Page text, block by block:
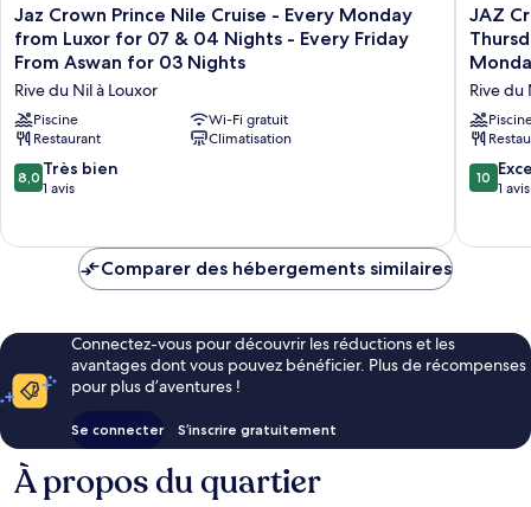
Jaz
Crown
Prince
Nile
Cruise
-
Every
Monday
from
07
-
Friday
From
03
Nights
Jaz Crown Prince Nile Cruise - Every Monday
from Luxor for 07 & 04 Nights - Every Friday
From Aswan for 03 Nights
Rive du Nil à Louxor
Piscine
Wi-Fi gratuit
Restaurant
Climatisation
8.0
sur
bien,
8,0 Très bien
1 avis
JAZ
Crown
Nile
Cruise
-
Every
from
07
-
Monday
JAZ
Rive du
10.0
sur
1 avis
10
1 avis
Comparer des hébergements similaires
Connectez-vous pour découvrir les réductions et les
avantages dont vous pouvez bénéficier. Plus de récompenses
pour plus d’aventures !
Se connecter S’inscrire gratuitement
À propos du quartier